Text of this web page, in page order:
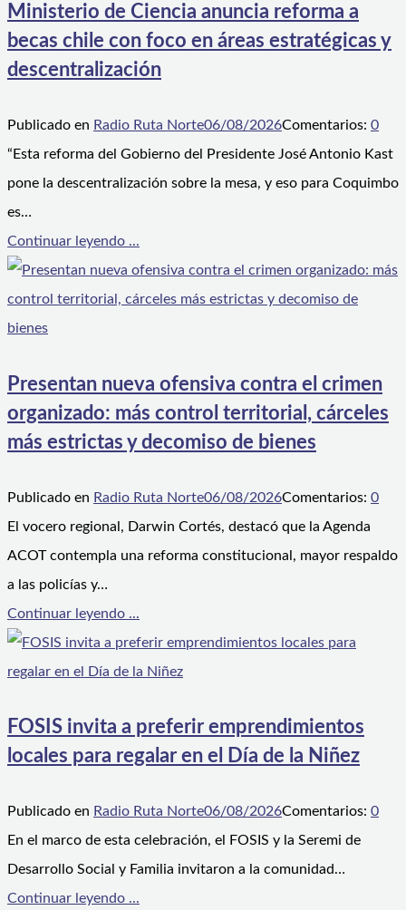
Ministerio de Ciencia anuncia reforma a
becas chile con foco en áreas estratégicas y
descentralización
Publicado en Radio Ruta Norte06/08/2026Comentarios: 0
“Esta reforma del Gobierno del Presidente José Antonio Kast
pone la descentralización sobre la mesa, y eso para Coquimbo
es…
Continuar leyendo ...
Presentan nueva ofensiva contra el crimen
organizado: más control territorial, cárceles
más estrictas y decomiso de bienes
Publicado en Radio Ruta Norte06/08/2026Comentarios: 0
El vocero regional, Darwin Cortés, destacó que la Agenda
ACOT contempla una reforma constitucional, mayor respaldo
a las policías y…
Continuar leyendo ...
FOSIS invita a preferir emprendimientos
locales para regalar en el Día de la Niñez
Publicado en Radio Ruta Norte06/08/2026Comentarios: 0
En el marco de esta celebración, el FOSIS y la Seremi de
Desarrollo Social y Familia invitaron a la comunidad…
Continuar leyendo ...